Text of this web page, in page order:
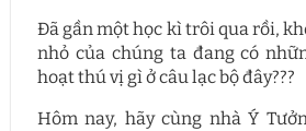
Đã gần một học kì trôi qua rồi,
nhỏ của chúng ta đang có
hoạt thú vị gì ở câu lạc bộ đây???
Hôm nay, hãy cùng nhà Ý